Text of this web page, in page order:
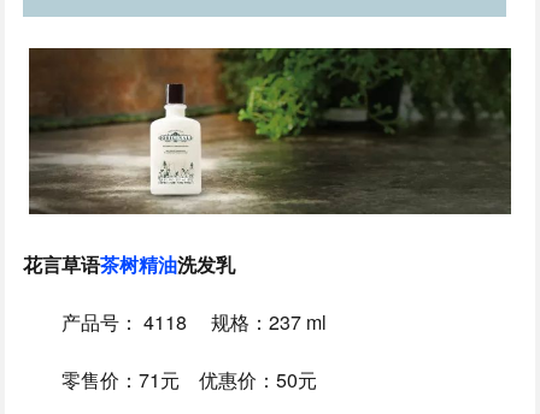
花言草语茶树精油洗发乳
产品号： 4118 规格：237 ml
零售价：71元 优惠价：50元